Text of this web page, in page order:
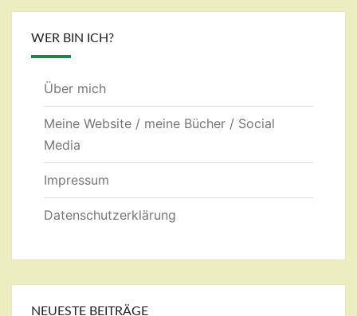
WER BIN ICH?
Über mich
Meine Website / meine Bücher / Social
Media
Impressum
Datenschutzerklärung
NEUESTE BEITRÄGE